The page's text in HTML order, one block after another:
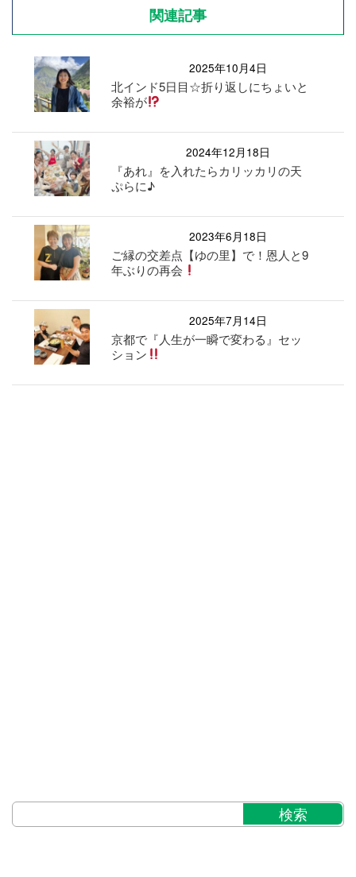
関連記事
2025年10月4日
北インド5日目☆折り返しにちょいと
余裕が
2024年12月18日
『あれ』を入れたらカリッカリの天
ぷらに♪
2023年6月18日
ご縁の交差点【ゆの里】で！恩人と9
年ぶりの再会
2025年7月14日
京都で『人生が一瞬で変わる』セッ
ション